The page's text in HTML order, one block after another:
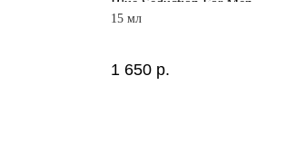
15 мл
1 650 р.